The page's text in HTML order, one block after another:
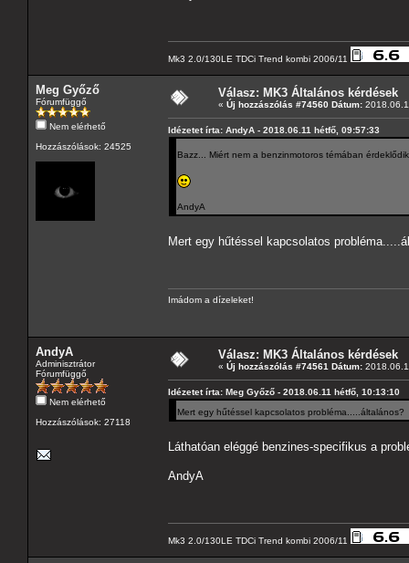
Mk3 2.0/130LE TDCi Trend kombi 2006/11
Meg Győző
Fórumfüggő
Nem elérhető
Hozzászólások: 24525
Válasz: MK3 Általános kérdések
« Új hozzászólás #74560 Dátum:
Idézetet írta: AndyA - 2018.06.11 hétfő, 09:57:33
Bazz... Miért nem a benzinmotoros témában
AndyA
Mert egy hűtéssel kapcsolatos
Imádom a dízeleket!
AndyA
Adminisztrátor
Fórumfüggő
Nem elérhető
Hozzászólások: 27118
Válasz: MK3 Általános kérdések
« Új hozzászólás #74561 Dátum:
Idézetet írta: Meg Győző - 2018.06.11 hétfő, 10:13:10
Mert egy hűtéssel kapcsolatos probléma.....általános?
Láthatóan eléggé benzines-specifikus a
AndyA
Mk3 2.0/130LE TDCi Trend kombi 2006/11